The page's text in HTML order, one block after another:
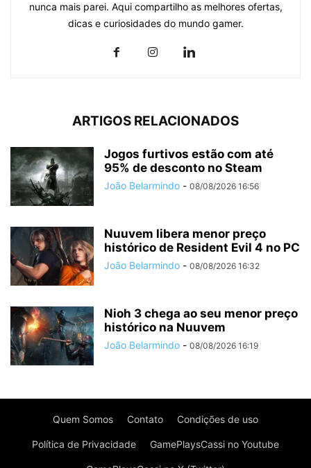
nunca mais parei. Aqui compartilho as melhores ofertas,
dicas e curiosidades do mundo gamer.
ARTIGOS RELACIONADOS
Jogos furtivos estão com até
95% de desconto no Steam
João Belarmindo - 08/08/2026 16:56
Nuuvem libera menor preço
histórico de Resident Evil 4 no PC
João Belarmindo - 08/08/2026 16:32
Nioh 3 chega ao seu menor preço
histórico na Nuuvem
João Belarmindo - 08/08/2026 16:19
Quem Somos Contato Condições de uso
Política de Privacidade GamePlaysCassi no Youtube